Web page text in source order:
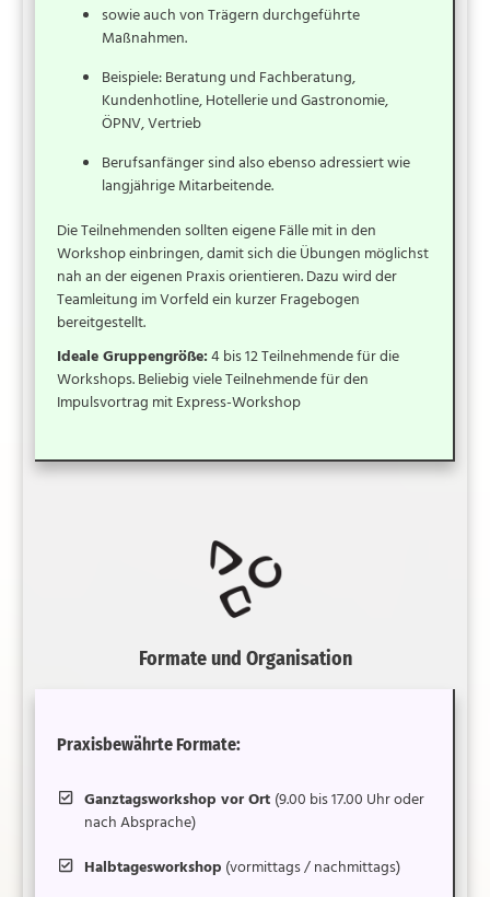
sowie auch von Trägern durchgeführte
Maßnahmen.
Beispiele: Beratung und Fachberatung,
Kundenhotline, Hotellerie und Gastronomie,
ÖPNV, Vertrieb
Berufsanfänger sind also ebenso adressiert wie
langjährige Mitarbeitende.
Die Teilnehmenden sollten eigene Fälle mit in den
Workshop einbringen, damit sich die Übungen möglichst
nah an der eigenen Praxis orientieren. Dazu wird der
Teamleitung im Vorfeld ein kurzer Fragebogen
bereitgestellt.
Ideale Gruppengröße:4 bis 12 Teilnehmende für die
Workshops. Beliebig viele Teilnehmende für den
Impulsvortrag mit Express-Workshop
Formate und Organisation
Praxisbewährte Formate:
Ganztagsworkshop vor Ort(9.00 bis 17.00 Uhr oder
nach Absprache)
Halbtagesworkshop(vormittags / nachmittags)